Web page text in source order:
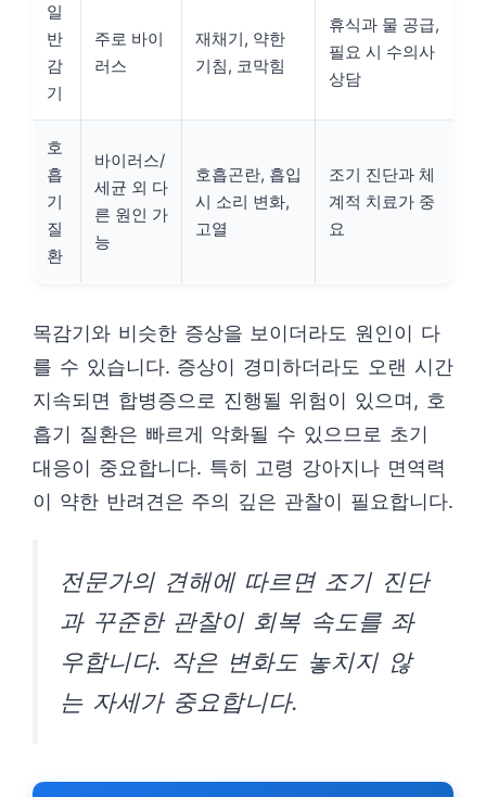
일
반
감
기
주로 바이
러스
재채기, 약한
기침, 코막힘
휴식과 물 공급,
필요 시 수의사
상담
호
흡
기
질
환
바이러스/
세균 외 다
른 원인 가
능
호흡곤란, 흡입
시 소리 변화,
고열
조기 진단과 체
계적 치료가 중
요
목감기와 비슷한 증상을 보이더라도 원인이 다
를 수 있습니다. 증상이 경미하더라도 오랜 시간
지속되면 합병증으로 진행될 위험이 있으며, 호
흡기 질환은 빠르게 악화될 수 있으므로 초기
대응이 중요합니다. 특히 고령 강아지나 면역력
이 약한 반려견은 주의 깊은 관찰이 필요합니다.
전문가의 견해에 따르면 조기 진단
과 꾸준한 관찰이 회복 속도를 좌
우합니다. 작은 변화도 놓치지 않
는 자세가 중요합니다.